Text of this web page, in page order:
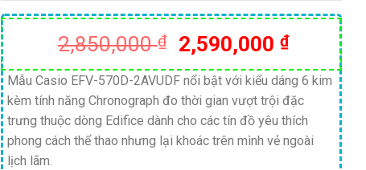
2,850,000₫
Giá
gốc
là:
2,850,000 ₫.
2,590,000 ₫Giá
hiện
tại
là:
Mẫu Casio EFV-570D-2AVUDF nổi bật với kiểu dáng 6 kim
kèm tính năng Chronograph đo thời gian vượt trội đặc
trưng thuộc dòng Edifice dành cho các tín đồ yêu thích
phong cách thể thao nhưng lại khoác trên mình vẻ ngoài
lịch lãm.